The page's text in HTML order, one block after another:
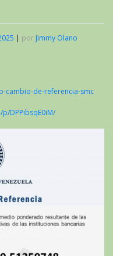
| por Jimmy Olano
cambio-de-referencia-smc
DPPibsqE0iM/